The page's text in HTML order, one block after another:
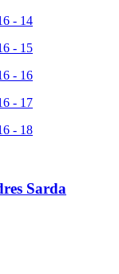
Sarda